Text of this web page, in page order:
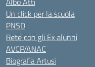
Un click per la scuola
PNSD
Rete con gli Ex alunni
AVCP/ANAC
Biografia Artusi